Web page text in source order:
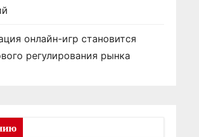
онлайн-игр становится
регулирования рынка